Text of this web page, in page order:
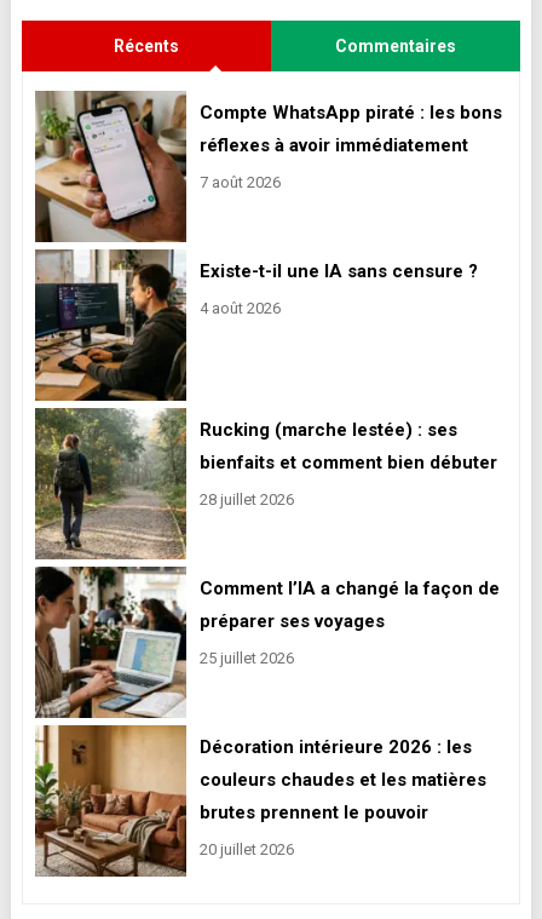
Récents Commentaires
Compte WhatsApp piraté : les bons
réflexes à avoir immédiatement
7 août 2026
Existe-t-il une IA sans censure ?
4 août 2026
Rucking (marche lestée) : ses
bienfaits et comment bien débuter
28 juillet 2026
Comment l’IA a changé la façon de
préparer ses voyages
25 juillet 2026
Décoration intérieure 2026 : les
couleurs chaudes et les matières
brutes prennent le pouvoir
20 juillet 2026